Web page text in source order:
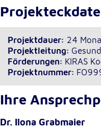
Projektdauer: 24
Projektleitung:
Förderungen: KIRAS
Projektnummer:
Ihre
Dr. Ilona Grabmaier